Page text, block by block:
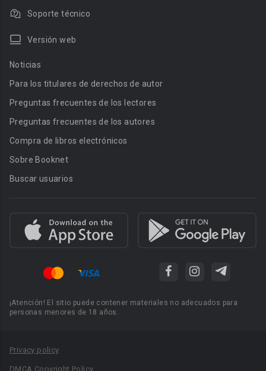
Soporte técnico
Versión web
Noticias
Para los titulares de derechos de autor
Preguntas frecuentes de los lectores
Preguntas frecuentes de los autores
Compra de libros electrónicos
Sobre Booknet
Buscar usuarios
¡Atención! El sitio puede contener materiales no adecuados para
personas menores de 18 años.
Privacy policy
DMCA Copyright Policy